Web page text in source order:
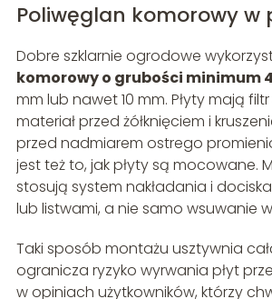
Poliwęglan komorowy w
Dobre szklarnie ogrodowe
komorowy o grubości minimum
mm lub nawet 10 mm. Płyty mają
materiał przed żółknięciem i
przed nadmiarem ostrego
jest też to, jak płyty są mocowane.
stosują system nakładania i
lub listwami, a nie samo wsuwanie
Taki sposób montażu usztywnia
ogranicza ryzyko wyrwania płyt
w opiniach użytkowników, którzy